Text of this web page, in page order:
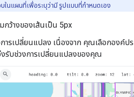
ในแผนที่เพื่อระบุว่ามี รูปแบบที่กำหนดเอง
กว้างของเส้นเป็น 5px
การเปลี่ยนแปลง เนื่องจาก คุณเลือกอง
งรับช่วงการเปลี่ยนแปลงของคุณ